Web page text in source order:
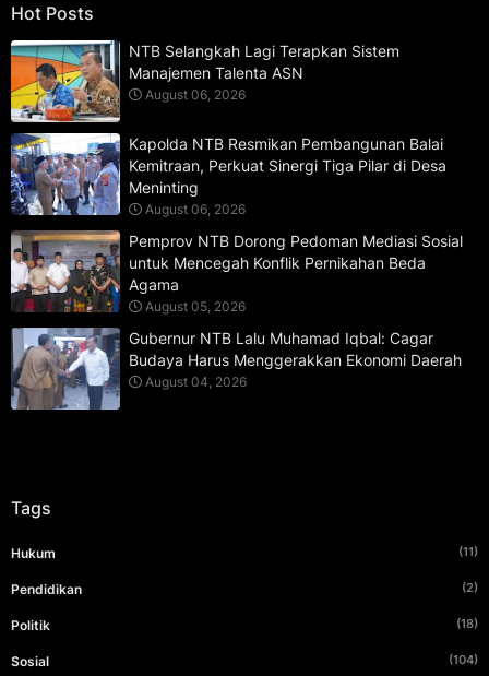
Hot Posts
NTB Selangkah Lagi Terapkan Sistem
Manajemen Talenta ASN
August 06, 2026
Kapolda NTB Resmikan Pembangunan Balai
Kemitraan, Perkuat Sinergi Tiga Pilar di Desa
Meninting
August 06, 2026
Pemprov NTB Dorong Pedoman Mediasi Sosial
untuk Mencegah Konflik Pernikahan Beda
Agama
August 05, 2026
Gubernur NTB Lalu Muhamad Iqbal: Cagar
Budaya Harus Menggerakkan Ekonomi Daerah
August 04, 2026
Tags
Hukum (11)
Pendidikan (2)
Politik (18)
Sosial (104)